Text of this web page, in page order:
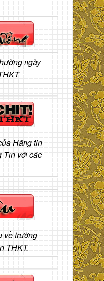
ngày
Hãng tin
Tin với các
về trường
THKT.